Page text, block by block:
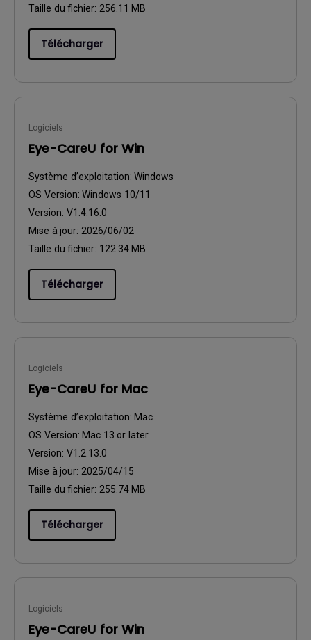
Taille du fichier: 256.11 MB
Télécharger
Logiciels
Eye-CareU for Win
Système d’exploitation: Windows
OS Version: Windows 10/11
Version: V1.4.16.0
Mise à jour: 2026/06/02
Taille du fichier: 122.34 MB
Télécharger
Logiciels
Eye-CareU for Mac
Système d’exploitation: Mac
OS Version: Mac 13 or later
Version: V1.2.13.0
Mise à jour: 2025/04/15
Taille du fichier: 255.74 MB
Télécharger
Logiciels
Eye-CareU for Win